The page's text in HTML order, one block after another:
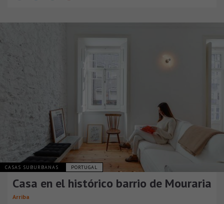
CASAS SUBURBANAS PORTUGAL
Casa en el histórico barrio de Mouraria
Arriba